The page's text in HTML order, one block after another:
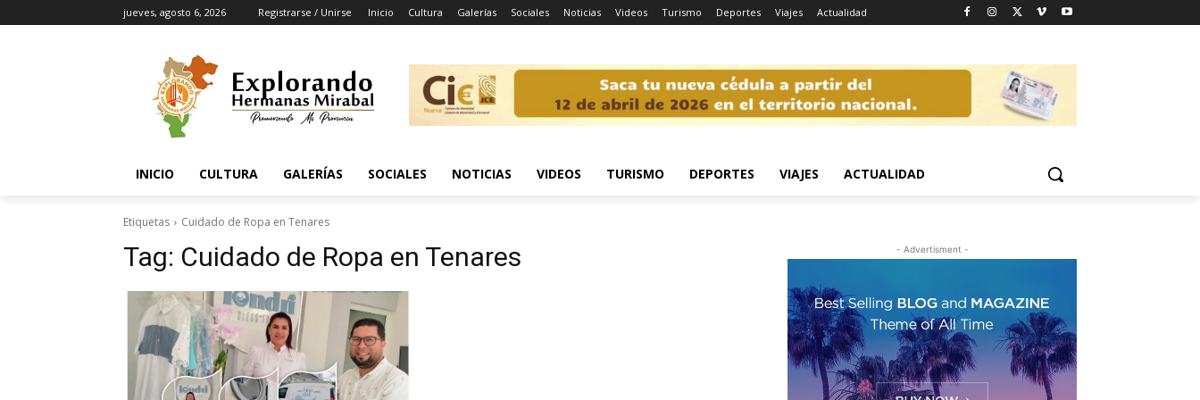
jueves, agosto 6, 2026 Registrarse / Unirse Inicio Cultura Galerías Sociales Noticias Videos Turismo Deportes Viajes Actualidad
INICIO CULTURA GALERÍAS SOCIALES NOTICIAS VIDEOS TURISMO DEPORTES VIAJES ACTUALIDAD
Etiquetas Cuidado de Ropa en Tenares
Tag: Cuidado de Ropa en Tenares - Advertisment -